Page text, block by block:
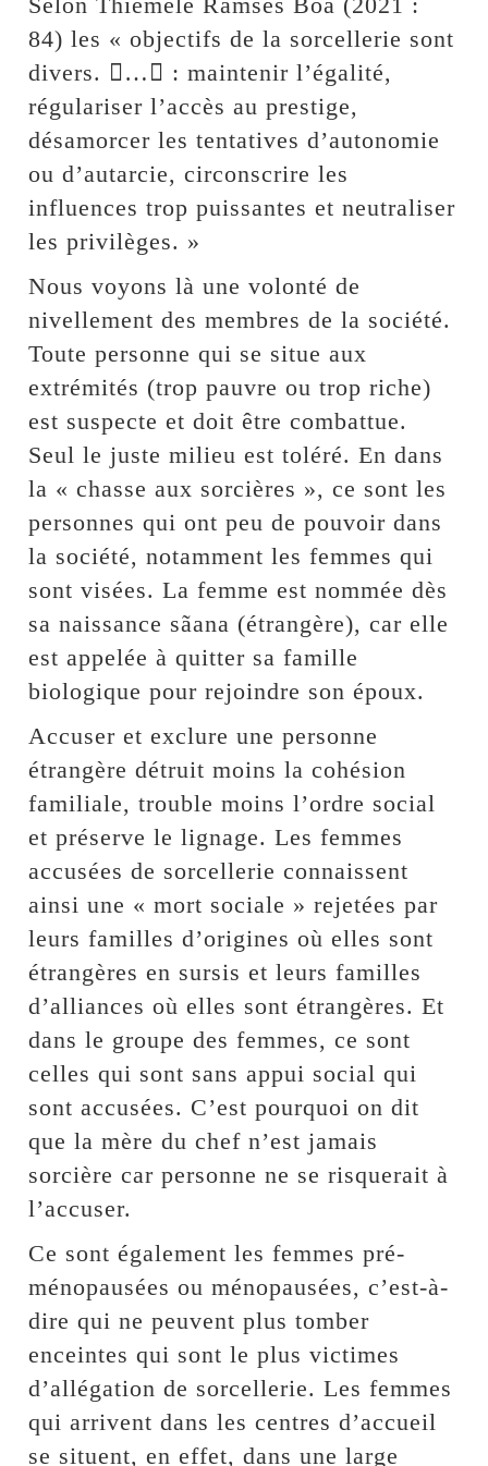
84) les « objectifs de la sorcellerie sont
divers. … : maintenir l’égalité,
régulariser l’accès au prestige,
désamorcer les tentatives d’autonomie
ou d’autarcie, circonscrire les
influences trop puissantes et neutraliser
les privilèges. »
Nous voyons là une volonté de
nivellement des membres de la société.
Toute personne qui se situe aux
extrémités (trop pauvre ou trop riche)
est suspecte et doit être combattue.
Seul le juste milieu est toléré. En dans
la « chasse aux sorcières », ce sont les
personnes qui ont peu de pouvoir dans
la société, notamment les femmes qui
sont visées. La femme est nommée dès
sa naissance sãana (étrangère), car elle
est appelée à quitter sa famille
biologique pour rejoindre son époux.
Accuser et exclure une personne
étrangère détruit moins la cohésion
familiale, trouble moins l’ordre social
et préserve le lignage. Les femmes
accusées de sorcellerie connaissent
ainsi une « mort sociale » rejetées par
leurs familles d’origines où elles sont
étrangères en sursis et leurs familles
d’alliances où elles sont étrangères. Et
dans le groupe des femmes, ce sont
celles qui sont sans appui social qui
sont accusées. C’est pourquoi on dit
que la mère du chef n’est jamais
sorcière car personne ne se risquerait à
l’accuser.
Ce sont également les femmes pré-
ménopausées ou ménopausées, c’est-à-
dire qui ne peuvent plus tomber
enceintes qui sont le plus victimes
d’allégation de sorcellerie. Les femmes
qui arrivent dans les centres d’accueil
se situent, en effet, dans une large